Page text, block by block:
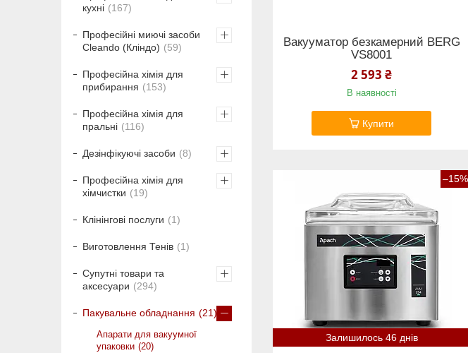
Вакууматор безкамерний BERG
VS8001
2 593 ₴
В наявності
Купити
–15%
Залишилось 46 днів
кухні
167
Професійні миючі засоби
Cleando (Кліндо)
59
Професійна хімія для
прибирання
153
Професійна хімія для
пральні
116
Дезінфікуючі засоби 8
Професійна хімія для
хімчистки
19
Клінінгові послуги 1
Виготовлення Тенів 1
Супутні товари та
аксесуари
294
Пакувальне обладнання 21
Апарати для вакуумної
упаковки 20